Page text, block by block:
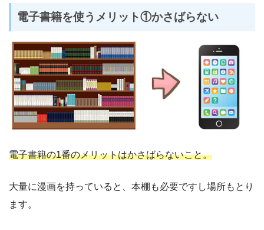
電子書籍を使うメリット①かさばらない
電子書籍の1番のメリットはかさばらないこと。
大量に漫画を持っていると、本棚も必要ですし場所もとり
ます。